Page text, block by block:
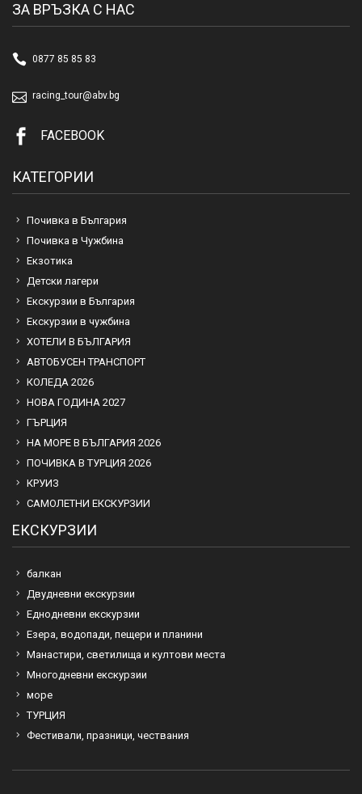
ЗА ВРЪЗКА С НАС
0877 85 85 83
racing_tour@abv.bg
FACEBOOK
КАТЕГОРИИ
Почивка в България
Почивка в Чужбина
Екзотика
Детски лагери
Екскурзии в България
Екскурзии в чужбина
ХОТЕЛИ В БЪЛГАРИЯ
АВТОБУСЕН ТРАНСПОРТ
КОЛЕДА 2026
НОВА ГОДИНА 2027
ГЪРЦИЯ
НА МОРЕ В БЪЛГАРИЯ 2026
ПОЧИВКА В ТУРЦИЯ 2026
КРУИЗ
САМОЛЕТНИ ЕКСКУРЗИИ
ЕКСКУРЗИИ
балкан
Двудневни екскурзии
Еднодневни екскурзии
Езера, водопади, пещери и планини
Манастири, светилища и култови места
Многодневни екскурзии
море
ТУРЦИЯ
Фестивали, празници, чествания